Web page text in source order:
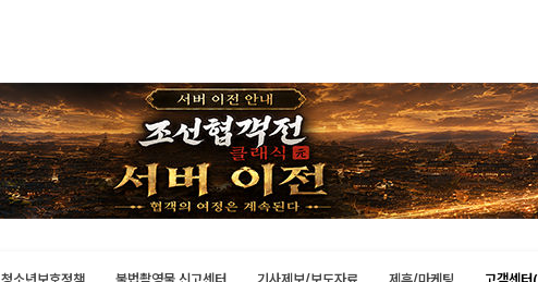
청소년보호정책 불법촬영물 신고센터 기사제보/보도자료 제휴/마케팅 고객센